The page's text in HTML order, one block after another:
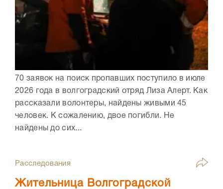
70 заявок на поиск пропавших поступило в июле
2026 года в волгоградский отряд Лиза Алерт. Как
рассказали волонтеры, найдены живыми 45
человек. К сожалению, двое погибли. Не
найдены до сих...
Расследования
Жительница Волгоградской